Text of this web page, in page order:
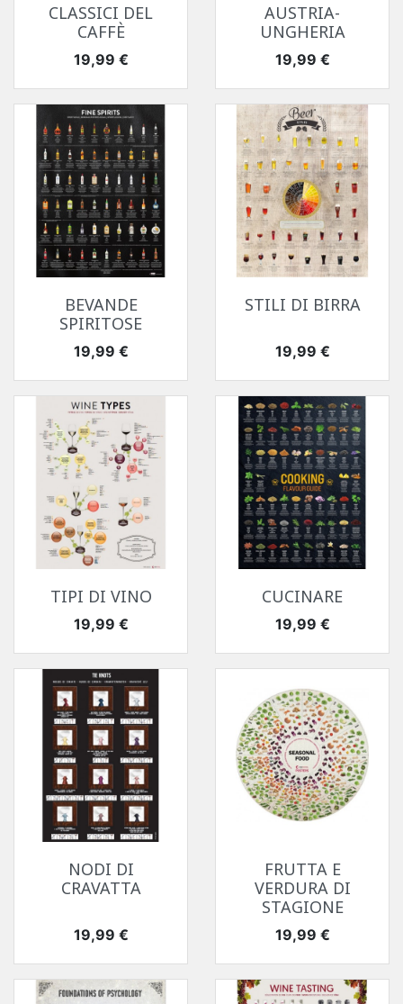
CLASSICI DEL
CAFFÈ
Prezzo
19,99 €
AUSTRIA-
UNGHERIA
Prezzo
19,99 €
BEVANDE
SPIRITOSE
Prezzo
19,99 €
STILI DI BIRRA
Prezzo
19,99 €
TIPI DI VINO
Prezzo
19,99 €
CUCINARE
Prezzo
19,99 €
NODI DI
CRAVATTA
Prezzo
19,99 €
FRUTTA E
VERDURA DI
STAGIONE
Prezzo
19,99 €